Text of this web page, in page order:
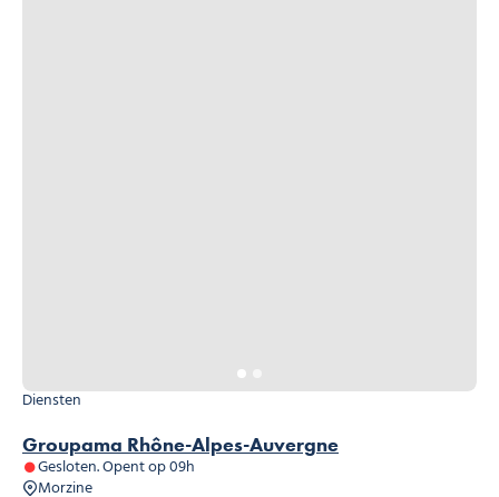
Groupama Rhône-Alpes-Auvergne
Diensten
Gesloten. Opent op 09h
Morzine